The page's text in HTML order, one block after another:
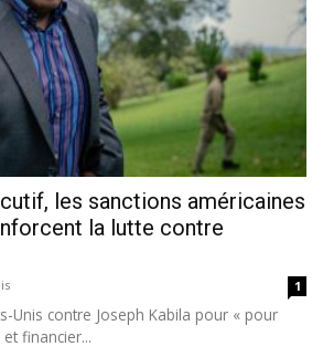
les sanctions américaines
la lutte contre
1
Unis contre Joseph Kabila pour « pour
financier...